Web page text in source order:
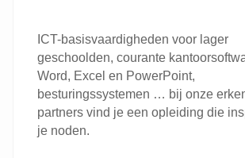
ICT-basisvaardigheden voor lager
geschoolden, courante
Word, Excel en PowerPoint,
besturingssystemen … bij onze
partners vind je een opleiding die
je noden.